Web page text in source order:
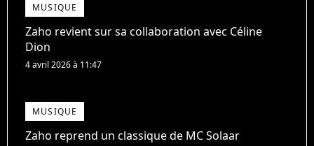
MUSIQUE
Zaho revient sur sa collaboration avec Céline
Dion
4 avril 2026 à 11:47
MUSIQUE
Zaho reprend un classique de MC Solaar